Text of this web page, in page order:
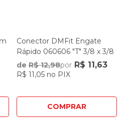
Conector DMFit Engate
Rápido 060606 "T" 3/8 x 3/8
x 3/8
deR$ 12,98porR$ 11,63
R$ 11,05 no PIX
COMPRAR